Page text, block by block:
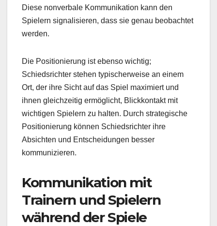
Diese nonverbale Kommunikation kann den
Spielern signalisieren, dass sie genau beobachtet
werden.
Die Positionierung ist ebenso wichtig;
Schiedsrichter stehen typischerweise an einem
Ort, der ihre Sicht auf das Spiel maximiert und
ihnen gleichzeitig ermöglicht, Blickkontakt mit
wichtigen Spielern zu halten. Durch strategische
Positionierung können Schiedsrichter ihre
Absichten und Entscheidungen besser
kommunizieren.
Kommunikation mit
Trainern und Spielern
während der Spiele